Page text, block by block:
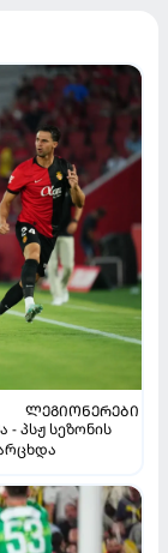
ᲚᲔᲒᲘᲝᲜᲔᲠᲔᲑᲘ
- პსჟ სეზონის